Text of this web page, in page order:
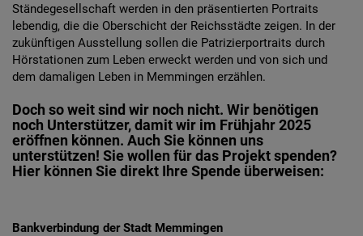
ansehen.
Eingebundene Inhalte
Optional sind externe Inhalte auf den Seiten dieser Website
eingebunden. Das können Kartendienste wie z.B. Google Maps sein
Ständegesellschaft werden in den präsentierten Portraits
lebendig, die die Oberschicht der Reichsstädte zeigen. In der
zukünftigen Ausstellung sollen die Patrizierportraits durch
Hörstationen zum Leben erweckt werden und von sich und
dem damaligen Leben in Memmingen erzählen.
Doch so weit sind wir noch nicht. Wir benötigen
noch Unterstützer, damit wir im Frühjahr 2025
eröffnen können. Auch Sie können uns
unterstützen! Sie wollen für das Projekt spenden?
Hier können Sie direkt Ihre Spende überweisen:
Bankverbindung der Stadt Memmingen